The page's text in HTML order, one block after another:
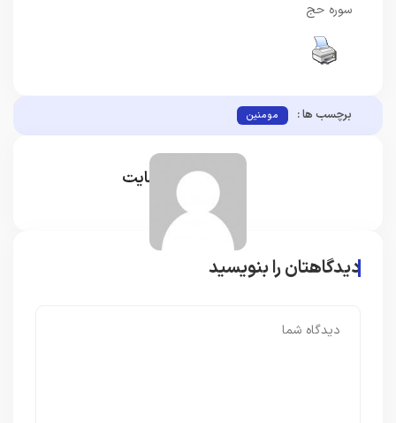
سوره حج
برچسب ها : مومنین
مدیر سایت
دیدگاهتان را بنویسید